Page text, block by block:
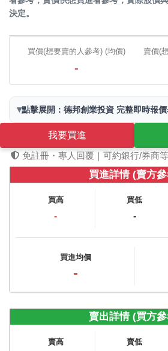
決定。
買價(想要賣的人參考) (均價)
-
賣價(
▾點擊展開：德邦創業投資 完整即時報
我要買進
免註冊・專人回覆｜可約銀行/券商
買進詳情 (賣方
買高
-
買低
-
買進均價
-
賣出詳情 (買方
賣高 賣低